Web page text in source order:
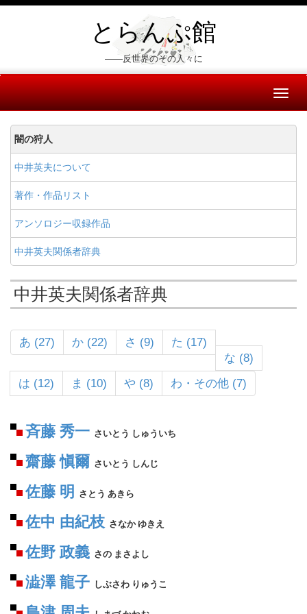
とらんぷ館
――反世界のその人々に
闇の狩人
中井英夫について
著作・作品リスト
アンソロジー収録作品
中井英夫関係者辞典
中井英夫関係者辞典
あ (27) か (22) さ (9)
た (17)
な (8)
は (12)
ま (10) や (8) わ・その他 (7)
斉藤 秀一 さいとう しゅういち
齋藤 愼爾 さいとう しんじ
佐藤 明 さとう あきら
佐中 由紀枝 さなか ゆきえ
佐野 政義 さの まさよし
澁澤 龍子 しぶさわ りゅうこ